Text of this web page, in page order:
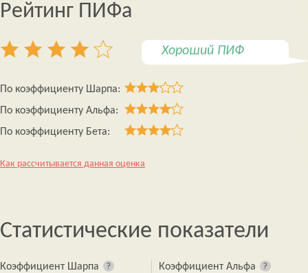
Рейтинг ПИФа
Хороший ПИФ
По коэффициенту Шарпа:
По коэффициенту Альфа:
По коэффициенту Бета:
Как рассчитывается данная оценка
Статистические показатели
Коэффициент Шарпа Коэффициент Альфа